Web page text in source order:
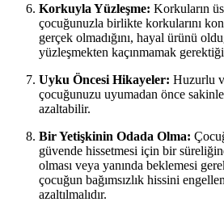
Korkuyla Yüzleşme: Korkuların
çocuğunuzla birlikte korkularını
gerçek olmadığını, hayal ürünü
yüzleşmekten kaçınmamak
Uyku Öncesi Hikayeler: Huzurlu
çocuğunuzu uyumadan önce
azaltabilir.
Bir Yetişkinin Odada Olma:
güvende hissetmesi için bir
olması veya yanında beklemesi
çocuğun bağımsızlık hissini
azaltılmalıdır.